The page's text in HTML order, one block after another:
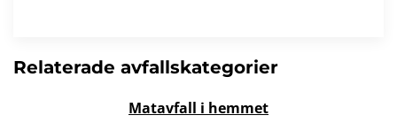
Relaterade avfallskategorier
Matavfall i hemmet